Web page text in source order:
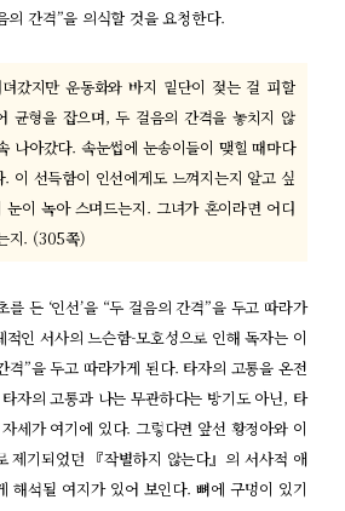
의 간격”을 의식할 것을 요청한다.
갔지만 운동화와 바지 밑단이 젖는 걸 피할
균형을 잡으며, 두 걸음의 간격을 놓치지 않
나아갔다. 속눈썹에 눈송이들이 맺힐 때마다
이 선득함이 인선에게도 느껴지는지 알고 싶
이 녹아 스며드는지. 그녀가 혼이라면 어디
지. (305쪽)
든 ‘인선’을 “두 걸음의 간격”을 두고 따라가
인 서사의 느슨함-모호성으로 인해 독자는 이
격”을 두고 따라가게 된다. 타자의 고통을 온전
자의 고통과 나는 무관하다는 방기도 아닌, 타
세가 여기에 있다. 그렇다면 앞선 황정아와 이
제기되었던 『작별하지 않는다』의 서사적 애
해석될 여지가 있어 보인다. 뼈에 구멍이 있기